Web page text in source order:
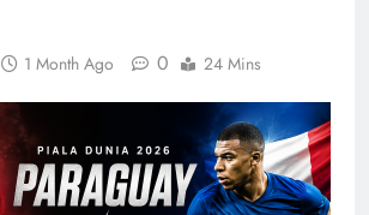
1 Month Ago 0 24 Mins